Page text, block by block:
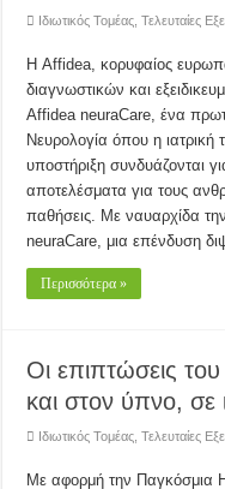
Ιδιωτικός Τομέας ,Τελευταίες
Η Affidea, κορυφαίος
διαγνωστικών και
Affidea neuraCare, ένα
Νευρολογία όπου η ιατρική
υποστήριξη συνδυάζονται
αποτελέσματα για τους
παθήσεις. Με ναυαρχίδα
neuraCare, μια επένδυση
Περισσότερα »
Οι επιπτώσεις
και στον ύπνο, σε
Ιδιωτικός Τομέας ,Τελευταίες
Mε αφορμή την Παγκόσμια